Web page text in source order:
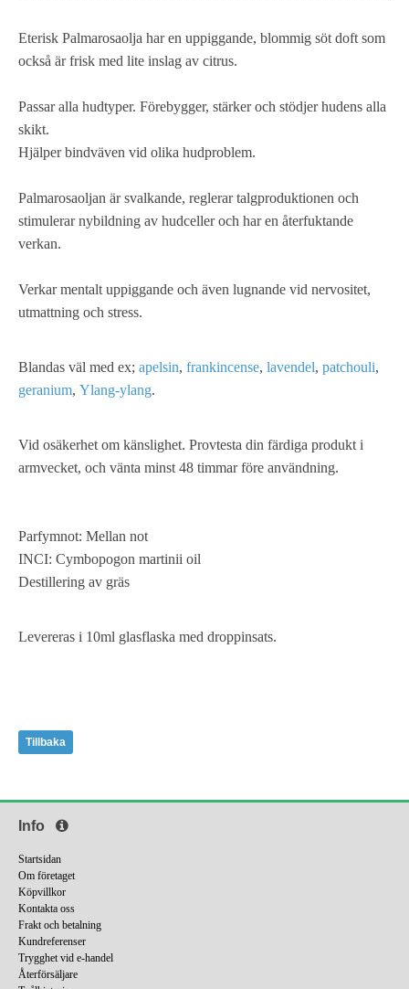
Eterisk Palmarosaolja har en uppiggande, blommig söt doft som
också är frisk med lite inslag av citrus.
Passar alla hudtyper. Förebygger, stärker och stödjer hudens alla
skikt.
Hjälper bindväven vid olika hudproblem.
Palmarosaoljan är svalkande, reglerar talgproduktionen och
stimulerar nybildning av hudceller och har en återfuktande
verkan.
Verkar mentalt uppiggande och även lugnande vid nervositet,
utmattning och stress.
Blandas väl med ex; apelsin, frankincense, lavendel, patchouli,
geranium, Ylang-ylang.
Vid osäkerhet om känslighet. Provtesta din färdiga produkt i
armvecket, och vänta minst 48 timmar före användning.
Parfymnot: Mellan not
INCI: Cymbopogon martinii oil
Destillering av gräs
Levereras i 10ml glasflaska med droppinsats.
Tillbaka
Info
Startsidan
Om företaget
Köpvillkor
Kontakta oss
Frakt och betalning
Kundreferenser
Trygghet vid e-handel
Återförsäljare